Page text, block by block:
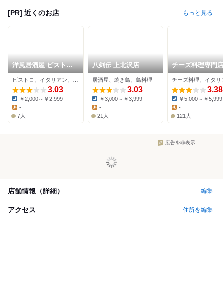
[PR] 近くのお店 もっと見る
洋風居酒屋 ビスト
ロ・ド・ラペ
3.03
Dinner:
￥2,000～￥2,999
Lunch:
-
7人
八剣伝 上北沢店
居酒屋、焼き鳥、鳥料理
3.03
Dinner:
￥3,000～￥3,999
Lunch:
-
21人
チーズ料理専門
くらダイニング
3.38
Dinner:
￥5,000～￥5,999
-
121人
広告を非表示
店舗情報（詳細） 編集
アクセス 住所を編集